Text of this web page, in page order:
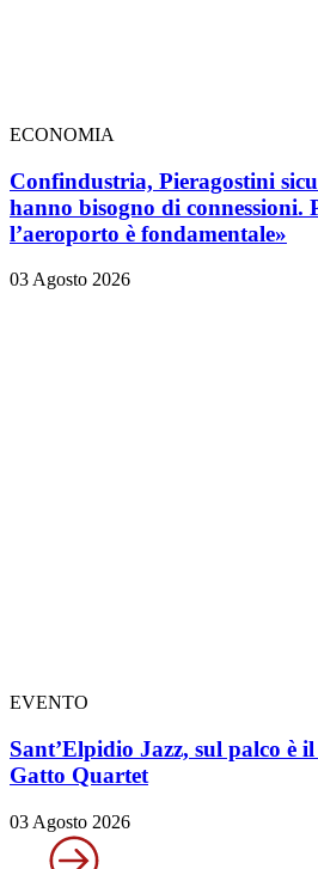
ECONOMIA
Confindustria, Pieragostini
hanno bisogno di connessioni.
l’aeroporto è fondamentale»
03 Agosto 2026
EVENTO
Sant’Elpidio Jazz, sul palco è
Gatto Quartet
03 Agosto 2026